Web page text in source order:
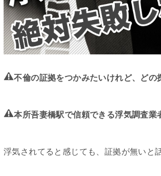
不倫の証拠をつかみたいけれど、どの
本所吾妻橋駅で信頼できる浮気調査業
浮気されてると感じても、証拠が無いと